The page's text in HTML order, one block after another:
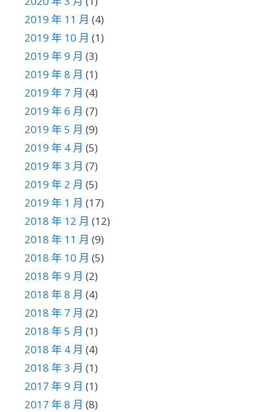
2019 年 11 月 (4)
2019 年 10 月 (1)
2019 年 9 月 (3)
2019 年 8 月 (1)
2019 年 7 月 (4)
2019 年 6 月 (7)
2019 年 5 月 (9)
2019 年 4 月 (5)
2019 年 3 月 (7)
2019 年 2 月 (5)
2019 年 1 月 (17)
2018 年 12 月 (12)
2018 年 11 月 (9)
2018 年 10 月 (5)
2018 年 9 月 (2)
2018 年 8 月 (4)
2018 年 7 月 (2)
2018 年 5 月 (1)
2018 年 4 月 (4)
2018 年 3 月 (1)
2017 年 9 月 (1)
2017 年 8 月 (8)